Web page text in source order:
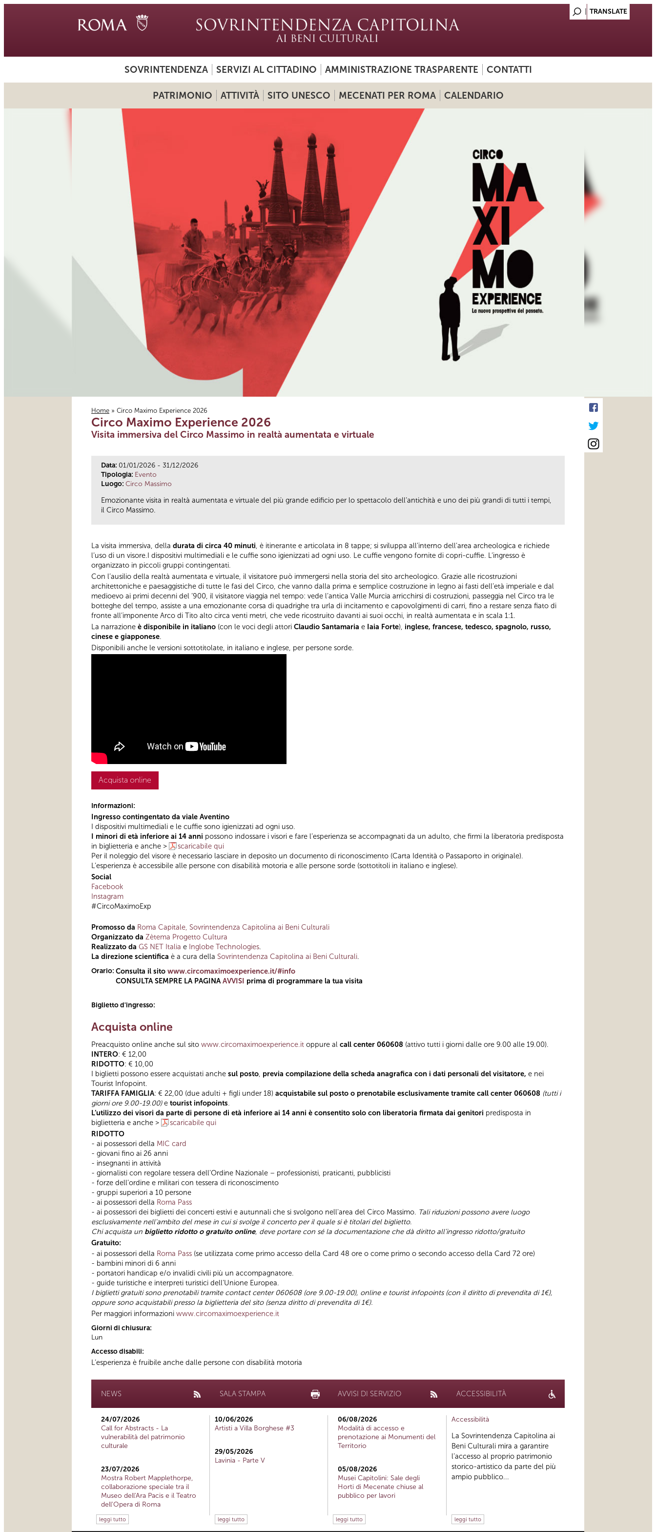
SOVRINTENDENZA SERVIZI AL CITTADINO AMMINISTRAZIONE TRASPARENTE CONTATTI
PATRIMONIO ATTIVITÀ SITO UNESCO MECENATI PER ROMA CALENDARIO
Tu sei qui
Home » Circo Maximo Experience 2026
Circo Maximo Experience 2026
Visita immersiva del Circo Massimo in realtà aumentata e virtuale
Data: 01/01/2026 - 31/12/2026
Tipologia: Evento
Luogo: Circo Massimo
Emozionante visita in realtà aumentata e virtuale del più grande edificio per lo spettacolo dell’antichità e uno dei più grandi di tutti i tempi,
il Circo Massimo.
La visita immersiva, della durata di circa 40 minuti, è itinerante e articolata in 8 tappe; si sviluppa all’interno dell’area archeologica e richiede
l’uso di un visore.I dispositivi multimediali e le cuffie sono igienizzati ad ogni uso. Le cuffie vengono fornite di copri-cuffie. L’ingresso è
organizzato in piccoli gruppi contingentati.
Con l’ausilio della realtà aumentata e virtuale, il visitatore può immergersi nella storia del sito archeologico. Grazie alle ricostruzioni
architettoniche e paesaggistiche di tutte le fasi del Circo, che vanno dalla prima e semplice costruzione in legno ai fasti dell’età imperiale e dal
medioevo ai primi decenni del ’900, il visitatore viaggia nel tempo: vede l’antica Valle Murcia arricchirsi di costruzioni, passeggia nel Circo tra le
botteghe del tempo, assiste a una emozionante corsa di quadrighe tra urla di incitamento e capovolgimenti di carri, fino a restare senza fiato di
fronte all’imponente Arco di Tito alto circa venti metri, che vede ricostruito davanti ai suoi occhi, in realtà aumentata e in scala 1:1.
La narrazione è disponibile in italiano (con le voci degli attori Claudio Santamaria e Iaia Forte), inglese, francese, tedesco, spagnolo, russo,
cinese e giapponese.
Disponibili anche le versioni sottotitolate, in italiano e inglese, per persone sorde.
Acquista online
Informazioni:
Ingresso contingentato da viale Aventino
I dispositivi multimediali e le cuffie sono igienizzati ad ogni uso.
I minori di età inferiore ai 14 anni possono indossare i visori e fare l’esperienza se accompagnati da un adulto, che firmi la liberatoria predisposta
in biglietteria e anche >
scaricabile qui
Per il noleggio del visore è necessario lasciare in deposito un documento di riconoscimento (Carta Identità o Passaporto in originale).
L’esperienza è accessibile alle persone con disabilità motoria e alle persone sorde (sottotitoli in italiano e inglese).
Social
Facebook
Instagram
#CircoMaximoExp
Promosso da Roma Capitale, Sovrintendenza Capitolina ai Beni Culturali
Organizzato da Zètema Progetto Cultura
Realizzato da GS NET Italia e Inglobe Technologies.
La direzione scientifica è a cura della Sovrintendenza Capitolina ai Beni Culturali.
Orario: Consulta il sito www.circomaximoexperience.it/#info
CONSULTA SEMPRE LA PAGINA AVVISI prima di programmare la tua visita
Biglietto d'ingresso:
Acquista online
Preacquisto online anche sul sito www.circomaximoexperience.it oppure al call center 060608 (attivo tutti i giorni dalle ore 9.00 alle 19.00).
INTERO: € 12,00
RIDOTTO: € 10,00
I biglietti possono essere acquistati anche sul posto, previa compilazione della scheda anagrafica con i dati personali del visitatore, e nei
Tourist Infopoint.
TARIFFA FAMIGLIA: € 22,00 (due adulti + figli under 18) acquistabile sul posto o prenotabile esclusivamente tramite call center 060608 (tutti i
giorni ore 9.00-19.00)e tourist infopoints.
L’utilizzo dei visori da parte di persone di età inferiore ai 14 anni è consentito solo con liberatoria firmata dai genitori predisposta in
biglietteria e anche >
scaricabile qui
RIDOTTO
- ai possessori della MIC card
- giovani fino ai 26 anni
- insegnanti in attività
- giornalisti con regolare tessera dell’Ordine Nazionale – professionisti, praticanti, pubblicisti
- forze dell’ordine e militari con tessera di riconoscimento
- gruppi superiori a 10 persone
- ai possessori della Roma Pass
- ai possessori dei biglietti dei concerti estivi e autunnali che si svolgono nell'area del Circo Massimo. Tali riduzioni possono avere luogo
esclusivamente nell'ambito del mese in cui si svolge il concerto per il quale si è titolari del biglietto.
Chi acquista un biglietto ridotto o gratuito online, deve portare con sé la documentazione che dà diritto all’ingresso ridotto/gratuito
Gratuito:
- ai possessori della Roma Pass (se utilizzata come primo accesso della Card 48 ore o come primo o secondo accesso della Card 72 ore)
- bambini minori di 6 anni
- portatori handicap e/o invalidi civili più un accompagnatore.
- guide turistiche e interpreti turistici dell’Unione Europea.
I biglietti gratuiti sono prenotabili tramite contact center 060608 (ore 9.00-19.00), online e tourist infopoints (con il diritto di prevendita di 1€),
oppure sono acquistabili presso la biglietteria del sito (senza diritto di prevendita di 1€).
Per maggiori informazioni www.circomaximoexperience.it
Giorni di chiusura:
Lun
Accesso disabili:
L’esperienza è fruibile anche dalle persone con disabilità motoria
NEWS
24/07/2026
Call for Abstracts - La
vulnerabilità del patrimonio
culturale
23/07/2026
Mostra Robert Mapplethorpe,
collaborazione speciale tra il
Museo dell'Ara Pacis e il Teatro
dell'Opera di Roma
leggi tutto
SALA STAMPA
10/06/2026
Artisti a Villa Borghese #3
29/05/2026
Lavinia - Parte V
leggi tutto
AVVISI DI SERVIZIO
06/08/2026
Modalità di accesso e
prenotazione ai Monumenti del
Territorio
05/08/2026
Musei Capitolini: Sale degli
Horti di Mecenate chiuse al
pubblico per lavori
leggi tutto
ACCESSIBILITÀ
Accessibilità
La Sovrintendenza Capitolina ai
Beni Culturali mira a garantire
l’accesso al proprio patrimonio
storico-artistico da parte del più
ampio pubblico...
leggi tutto